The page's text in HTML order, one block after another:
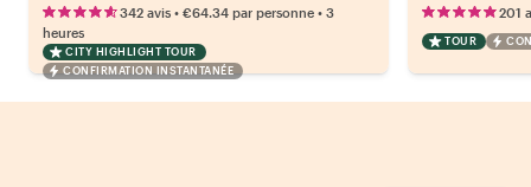
342 avis • €64.34 par personne • 3
heures
CITY HIGHLIGHT TOUR
CONFIRMATION INSTANTANÉE
201
TOUR